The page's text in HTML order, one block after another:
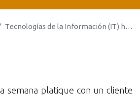
Tecnologías de la Información (IT) herramientas para el crecimiento empresarial
semana platique con un cliente